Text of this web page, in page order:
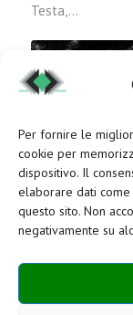
Per fornire le
cookie per
dispositivo. Il
elaborare dati
questo sito. Non
negativamente su
Testa,…